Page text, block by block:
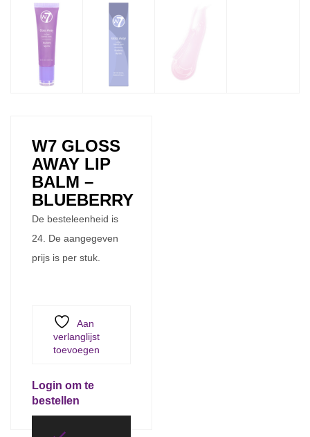
W7 GLOSS
AWAY LIP
BALM –
BLUEBERRY
De besteleenheid is
24. De aangegeven
prijs is per stuk.
Aan
verlanglijst
toevoegen
Login om te
bestellen